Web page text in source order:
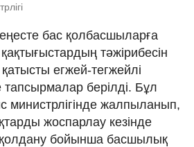
бас қолбасшыларға
тәжірибесін
егжей-тегжейлі
тапсырмалар берілді. Бұл
министрлігінде жалпыланып,
жоспарлау кезінде
бойынша басшылық